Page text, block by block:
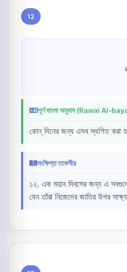
12
পূর্ণ বাংলা অনুবাদ (Rawai Al-
কোন্ দিনের জন্য এসব স্থগিত করা
সংক্ষিপ্ত তাফসীর
১২. এক মহান দিবসের জন্য এ
যেন তাঁরা নিজেদের জাতির উপর